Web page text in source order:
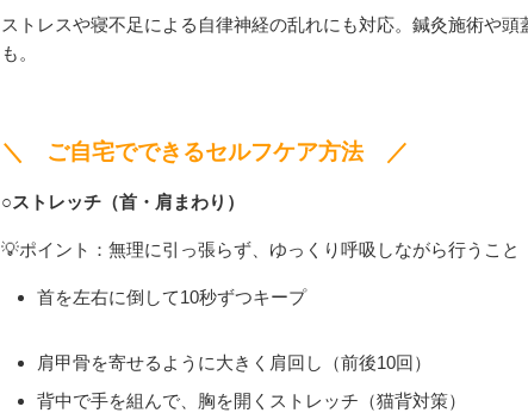
ストレスや寝不足による自律神経の乱れにも対応。鍼灸施術や頭
も。
＼ ご自宅でできるセルフケア方法 ／
○ストレッチ（首・肩まわり）
💡ポイント：無理に引っ張らず、ゆっくり呼吸しながら行うこと
首を左右に倒して10秒ずつキープ
肩甲骨を寄せるように大きく肩回し（前後10回）
背中で手を組んで、胸を開くストレッチ（猫背対策）